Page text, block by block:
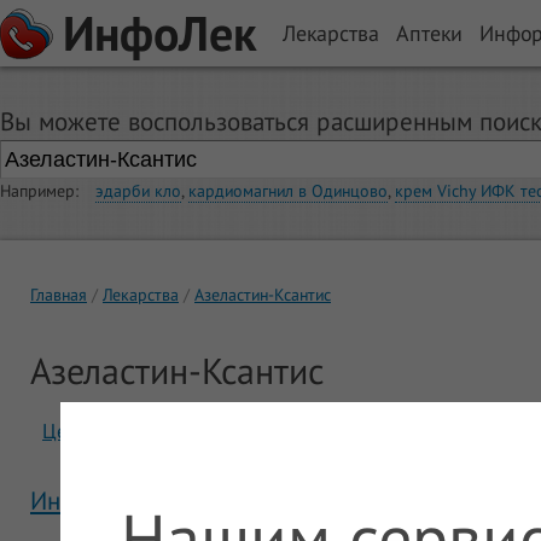
ИнфоЛек Лекарства Аптеки
Вы можете воспользоваться расширенным
Например: эдарби кло, кардиомагнил в Одинцово, крем Vichy ИФК
Главная Лекарства Азеластин-Ксантис
Азеластин-Ксантис
Цены
Инструкция Азеластин-Ксантис